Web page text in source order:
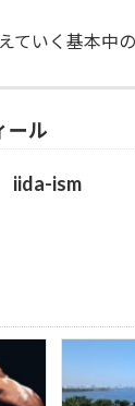
ていく基本中
ール
iida-ism